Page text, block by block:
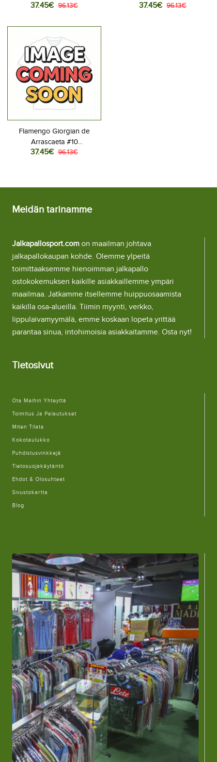
Jalkapallovaatteet Lasten
Lyhythihainen (+ Lyhyet
housut)
37.45€ 96.13€
Jalkapallovaatteet Lasten
37.45€ 96.13€
Flamengo Giorgian de
Arrascaeta #10
Jalkapallovaatteet Lasten
37.45€ 96.13€
Meidän tarinamme
Jalkapallosport.com on maailman johtava
jalkapallokaupan kohde. Olemme ylpeitä
toimittaaksemme hienoimman jalkapallo
ostokokemuksen kaikille asiakkaillemme ympäri
maailmaa. Jatkamme itsellemme huippuosaamista
kaikilla osa-alueilla. Tiimin myynti, verkko,
lippulaivamyymälä, emme koskaan lopeta yrittää
parantaa sinua, intohimoisia asiakkaitamme. Osta nyt!
Tietosivut
Ota Meihin Yhteyttä
Toimitus Ja Palautukset
Miten Tilata
Kokotaulukko
Puhdistusvinkkejä
Tietosuojakäytäntö
Ehdot & Olosuhteet
Sivustokartta
Blog